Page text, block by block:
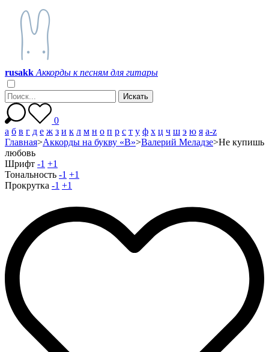
rusakk Аккорды к песням для гитары
0
а б в г д е ж з и к л м н о п р с т у ф х ц ч ш э ю я a-z
Главная>Аккорды на букву «В»>Валерий Меладзе>Не купишь
любовь
Шрифт -1 +1
Тональность -1 +1
Прокрутка -1 +1